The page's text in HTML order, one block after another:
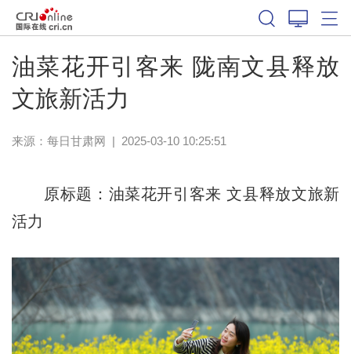
油菜花开引客来 陇南文县释放
文旅新活力
来源： 每日甘肃网 | 2025-03-10 10:25:51
原标题：油菜花开引客来 文县释放文旅新
活力